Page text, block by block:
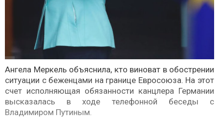
Ангела Меркель объяснила, кто виноват в обострении
ситуации с беженцами на границе Евросоюза. На этот
счет исполняющая обязанности канцлера Германии
высказалась в ходе телефонной беседы с
Владимиром Путиным.